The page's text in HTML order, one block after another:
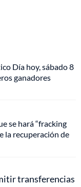
Día hoy, sábado 8
ganadores
se hará “fracking
la recuperación de
transferencias